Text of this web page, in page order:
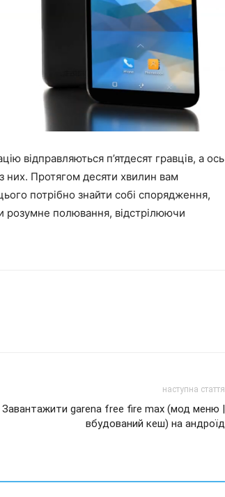
відправляються п’ятдесят гравців, а ось
них. Протягом десяти хвилин вам
потрібно знайти собі спорядження,
розумне полювання, відстрілюючи
наступна стаття
Завантажити garena free fire max (мод меню |
вбудований кеш) на андроїд